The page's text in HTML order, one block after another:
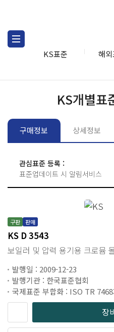
KS표준 해
KS개별표
구매정보 상세정보
관심표준 등록 :
표준업데이트 시 알림서비스
구판 판매
KS D 3543
보일러 및 압력 용기용 크로뮴
발행일 : 2009-12-23
발행기관 : 한국표준협회
국제표준 부합화 : ISO TR
장